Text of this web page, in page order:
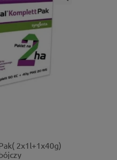
2x1l+1x40g)